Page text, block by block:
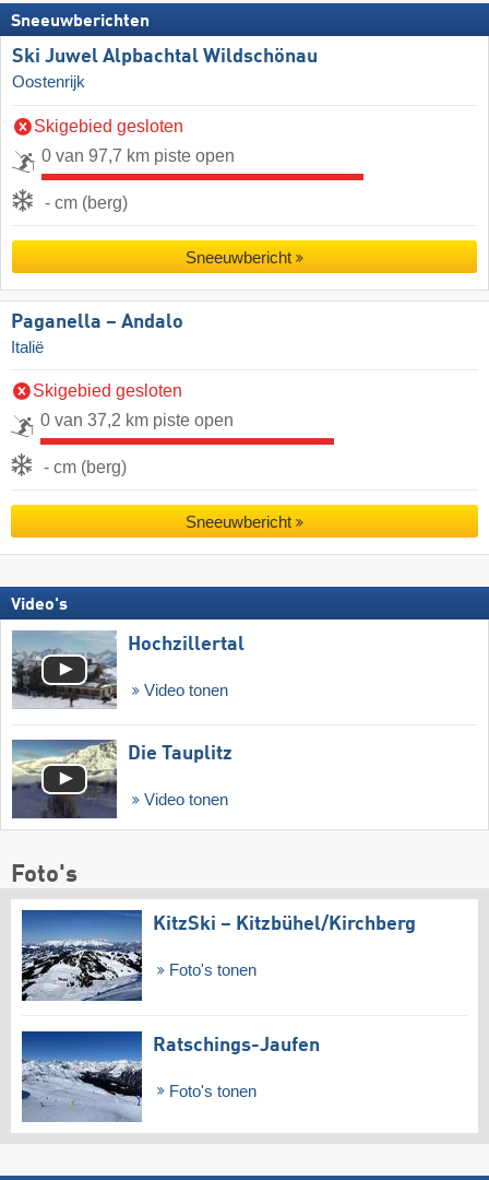
Sneeuwberichten
Ski Juwel Alpbachtal Wildschönau
Oostenrijk
Skigebied gesloten
0 van 97,7 km piste open
- cm (berg)
Sneeuwbericht
Paganella – Andalo
Italië
Skigebied gesloten
0 van 37,2 km piste open
- cm (berg)
Sneeuwbericht
Video's
Hochzillertal
Video tonen
Die Tauplitz
Video tonen
Foto's
KitzSki – Kitzbühel/​Kirchberg
Foto's tonen
Ratschings-Jaufen
Foto's tonen